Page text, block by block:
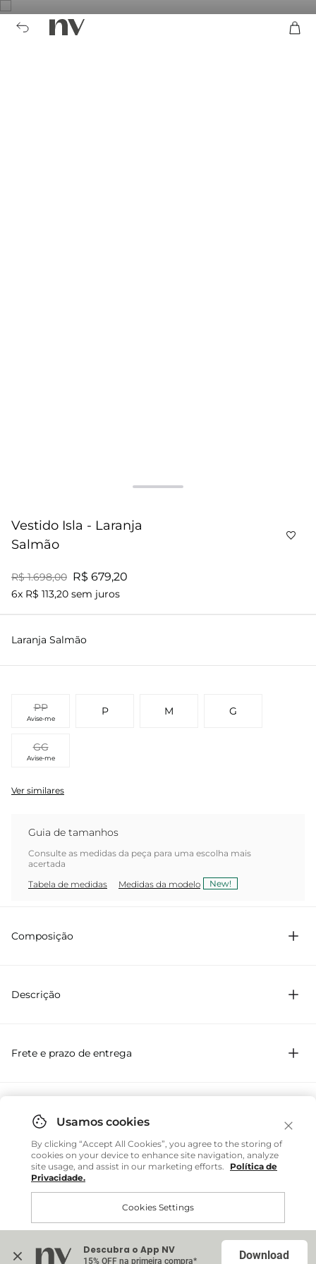
Vestido Isla - Laranja
Salmão
R$ 1.698,00 R$ 679,20
6x R$ 113,20 sem juros
Laranja Salmão
PP
Avise-me
P M G
GG
Avise-me
Ver similares
Guia de tamanhos
Consulte as medidas da peça para uma escolha mais
acertada
Tabela de medidas
Medidas da modelo New!
Composição
Descrição
Com modelagem slip
Comprimento curto
Fechamento posterior com zíper invisível
Com franzido
perfeito para ocasiões que pedem sofisticação. Em crepe
de alfaiataria, traz modelagem slip, barra lenço e franzido
que valoriza a peça. Uma peça atemporal para compor
looks em diferentes ocasiões.
Frete e prazo de entrega
Você também pode gostar
Regata Tricot Cris - Laranja Folk
R$ 748,00 R$ 299,20
ou até6x R$ 49,86sem juros
InternacionalDescubra o App NV
15% OFF na primeira compra* Download
By clicking “Accept All Cookies”, you agree to the storing of
cookies on your device to enhance site navigation, analyze
site usage, and assist in our marketing efforts.
Política de
Privacidade.
Cookies Settings
Accept All Cookies